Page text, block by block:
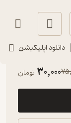
دانلود اپلیکیشن
30,000 تومان